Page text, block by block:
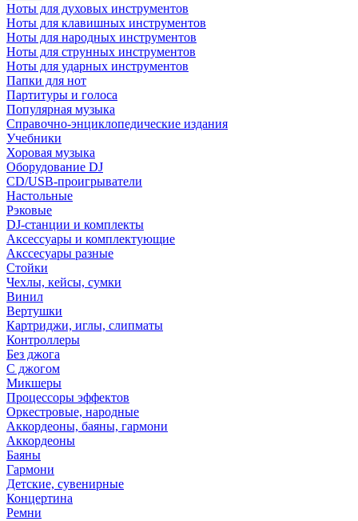
Ноты для духовых инструментов
Ноты для клавишных инструментов
Ноты для народных инструментов
Ноты для струнных инструментов
Ноты для ударных инструментов
Папки для нот
Партитуры и голоса
Популярная музыка
Справочно-энциклопедические издания
Учебники
Хоровая музыка
Оборудование DJ
CD/USB-проигрыватели
Настольные
Рэковые
DJ-станции и комплекты
Аксессуары и комплектующие
Акссесуары разные
Стойки
Чехлы, кейсы, сумки
Винил
Вертушки
Картриджи, иглы, слипматы
Контроллеры
Без джога
С джогом
Микшеры
Процессоры эффектов
Оркестровые, народные
Аккордеоны, баяны, гармони
Аккордеоны
Баяны
Гармони
Детские, сувенирные
Концертина
Ремни